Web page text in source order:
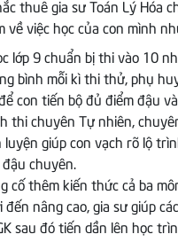
thuê gia sư Toán Lý Hóa
về việc học của con mình
lớp 9 chuẩn bị thi vào 10
bình mỗi kì thi thử, phụ
con tiến bộ đủ điểm đậu
thi chuyên Tự nhiên,
luyện giúp con vạch rõ lộ
chuyên.
cố thêm kiến thức cả ba
đến nâng cao, gia sư giúp
sau đó tiến dần lên học